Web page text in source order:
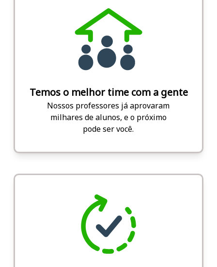
Temos o melhor time com a gente
Nossos professores já aprovaram
milhares de alunos, e o próximo
pode ser você.